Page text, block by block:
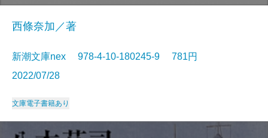
西條奈加／著
新潮文庫nex 978-4-10-180245-9 781円
2022/07/28
文庫電子書籍あり